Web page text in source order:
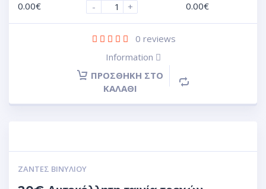
0.00€
-
+
0.00€
0 reviews
Information
ΠΡΟΣΘΉΚΗ ΣΤΟ
ΚΑΛΆΘΙ
ΖΆΝΤΕΣ ΒΙΝΥΛΊΟΥ